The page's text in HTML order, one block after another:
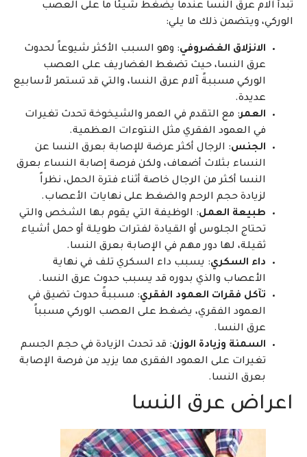
تبدأ آلام عرق النسا عندما يضغط شيئاً ما على العصب
الوركي، ويتضمن ذلك ما يلي:
الانزلاق الغضروفي: وهو السبب الأكثر شيوعاً لحدوث
عرق النسا، حيث تضغط الغضاريف على العصب
الوركي مسببةً آلام عرق النسا، والتي قد تستمر لأسابيع
عديدة.
العمر: مع التقدم في العمر والشيخوخة تحدث تغيرات
في العمود الفقري مثل النتوءات العظمية.
الجنس: الرجال أكثر عرضة للإصابة بعرق النسا عن
النساء بثلاث أضعاف، ولكن فرصة إصابة النساء بعرق
النسا أكثر من الرجال خاصة أثناء فترة الحمل، نظراً
لزيادة حجم الرحم والضغط على نهايات الأعصاب.
طبيعة العمل: الوظيفة التي يقوم بها الشخص والتي
تحتاج الجلوس أو القيادة لفترات طويلة أو حمل أشياء
ثقيلة، لها دور مهم في الإصابة بعرق النسا.
داء السكري: يسبب داء السكري تلف في نهاية
الأعصاب والذي بدوره قد يسبب حدوث عرق النسا.
تآكل فقرات العمود الفقري: مسببةً حدوث تضيق في
العمود الفقري، يضغط على العصب الوركي مسبباً
عرق النسا.
السمنة وزيادة الوزن: قد تحدث الزيادة في حجم الجسم
تغيرات على العمود الفقرى مما يزيد من فرصة الإصابة
بعرق النسا.
اعراض عرق النسا